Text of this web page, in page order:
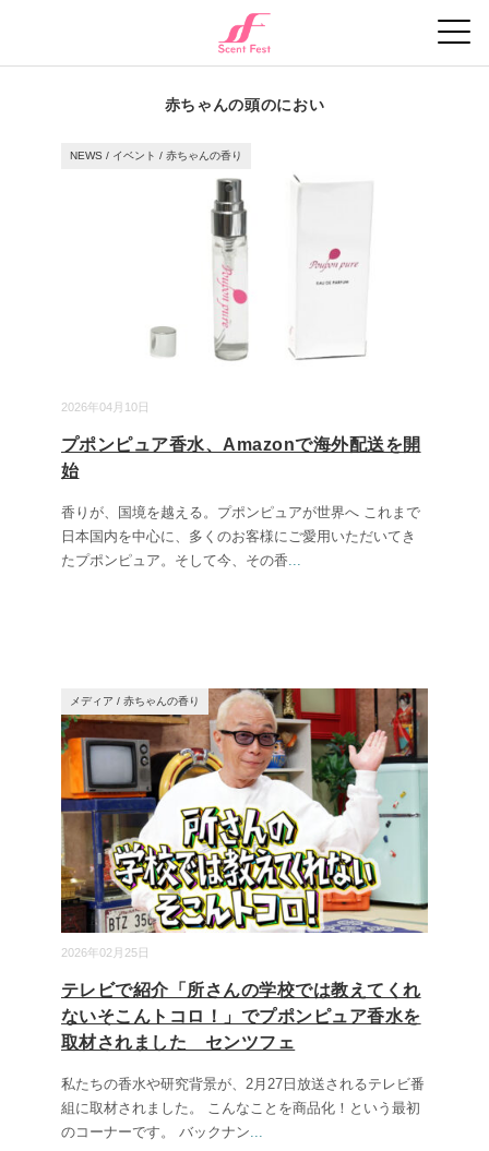
赤ちゃんの頭のにおい
2026年04月10日
NEWS / イベント / 赤ちゃんの香り
プポンピュア香水、Amazonで海外配送を開
始
香りが、国境を越える。プポンピュアが世界へ これまで
日本国内を中心に、多くのお客様にご愛用いただいてき
たプポンピュア。そして今、その香...
2026年02月25日
メディア / 赤ちゃんの香り
テレビで紹介「所さんの学校では教えてくれ
ないそこんトコロ！」でプポンピュア香水を
取材されました センツフェ
私たちの香水や研究背景が、2月27日放送されるテレビ番
組に取材されました。 こんなことを商品化！という最初
のコーナーです。 バックナン...